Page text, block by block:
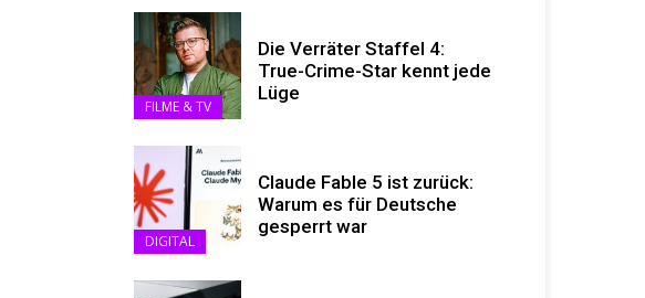
FILME & TV
Die Verräter Staffel 4:
True-Crime-Star kennt jede
Lüge
DIGITAL
Claude Fable 5 ist zurück:
Warum es für Deutsche
gesperrt war